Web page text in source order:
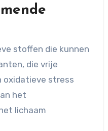
stoffen die kunnen
die vrije
oxidatieve stress
het
lichaam